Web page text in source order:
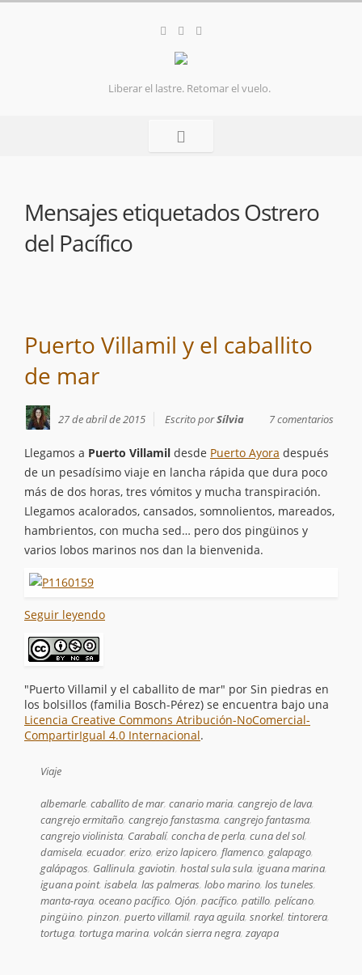
Liberar el lastre. Retomar el vuelo.
Mensajes etiquetadosOstrero
del Pacífico
Puerto Villamil y el caballito
de mar
27 de abril de 2015 7 comentarios
Escrito porSílvia
Llegamos a Puerto Villamil desde Puerto Ayora después
de un pesadísimo viaje en lancha rápida que dura poco
más de dos horas, tres vómitos y mucha transpiración.
Llegamos acalorados, cansados, somnolientos, mareados,
hambrientos, con mucha sed… pero dos pingüinos y
varios lobos marinos nos dan la bienvenida.
Seguir leyendo
"Puerto Villamil y el caballito de mar" por Sin piedras en
los bolsillos (familia Bosch-Pérez) se encuentra bajo una
Licencia Creative Commons Atribución-NoComercial-
CompartirIgual 4.0 Internacional.
Viaje
albemarle, caballito de mar, canario maria, cangrejo de lava,
cangrejo ermitaño, cangrejo fanstasma, cangrejo fantasma,
cangrejo violinista, Carabalí, concha de perla, cuna del sol,
damisela, ecuador, erizo, erizo lapicero, flamenco, galapago,
galápagos, Gallinula, gaviotin, hostal sula sula, iguana marina,
iguana point, isabela, las palmeras, lobo marino, los tuneles,
manta-raya, oceano pacífico, Ojón, pacífico, patillo, pelícano,
pingüino, pinzon, puerto villamil, raya aguila, snorkel, tintorera,
tortuga, tortuga marina, volcán sierra negra, zayapa